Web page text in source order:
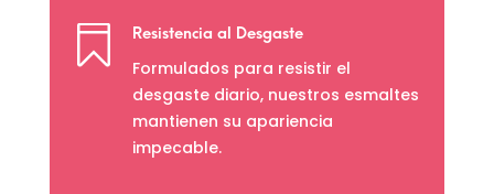
 Resistencia al Desgaste
Formulados para resistir el
desgaste diario, nuestros esmaltes
mantienen su apariencia
impecable.